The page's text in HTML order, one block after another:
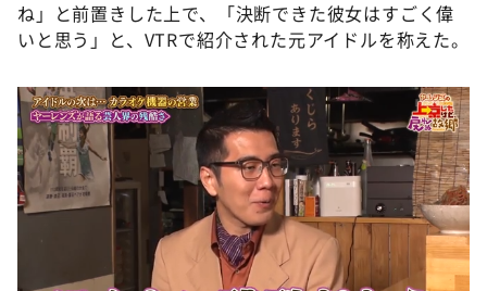
ね」と前置きした上で、「決断できた彼女はすごく偉
いと思う」と、VTRで紹介された元アイドルを称えた。